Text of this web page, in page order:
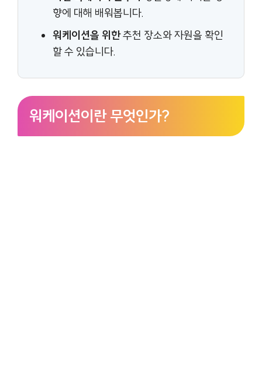
향에 대해 배워봅니다.
워케이션을 위한추천 장소와 자원을 확인
할 수 있습니다.
워케이션이란 무엇인가?